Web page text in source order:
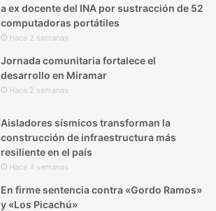
a ex docente del INA por sustracción de 52
computadoras portátiles
Hace 2 semanas
Jornada comunitaria fortalece el
desarrollo en Miramar
Hace 2 semanas
Aisladores sísmicos transforman la
construcción de infraestructura más
resiliente en el país
Hace 4 semanas
En firme sentencia contra «Gordo Ramos»
y «Los Picachú»